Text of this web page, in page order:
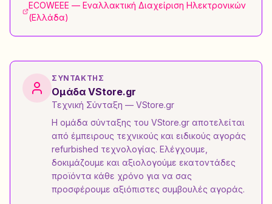
ECOWEEE — Εναλλακτική Διαχείριση Ηλεκτρονικών
(Ελλάδα)
ΣΥΝΤΆΚΤΗΣ
Ομάδα VStore.gr
Τεχνική Σύνταξη — VStore.gr
Η ομάδα σύνταξης του VStore.gr αποτελείται
από έμπειρους τεχνικούς και ειδικούς αγοράς
refurbished τεχνολογίας. Ελέγχουμε,
δοκιμάζουμε και αξιολογούμε εκατοντάδες
προϊόντα κάθε χρόνο για να σας
προσφέρουμε αξιόπιστες συμβουλές αγοράς.